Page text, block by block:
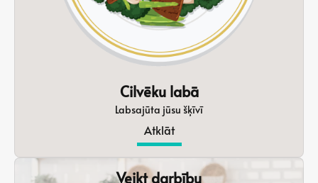
Cilvēku labā
Labsajūta jūsu šķīvī
Atklāt
Veikt darbību